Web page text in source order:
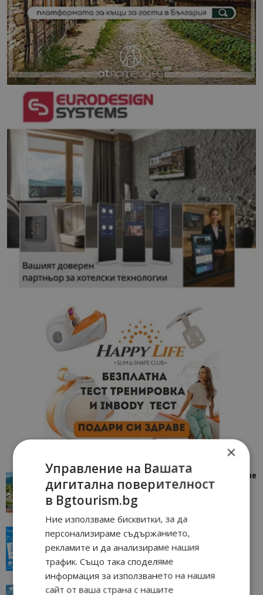
“Пощенска картичка от…”: Петрич – Изживяване
отвъд очакваното
Петрич 11/07/2026 11:22
“Пощенска картичка от…”: Пловдив, градът на
Пловдив 23/06/2026 10:00
“Пощенска картичка от…”: Перник – град на
×
Управление на Вашата
дигитална поверителност
в Bgtourism.bg
Ние използваме бисквитки, за да
персонализираме съдържанието,
рекламите и да анализираме нашия
трафик. Също така споделяме
информация за използването на нашия
сайт от ваша страна с нашите